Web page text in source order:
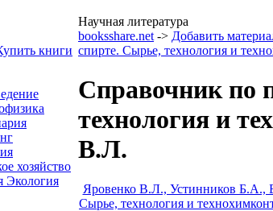
Научная литература
книги
хозяйство
Экология
booksshare.net -> Добавить
спирте. Сырье, технология и
Справочник по
технология и
В.Л.
Яровенко В.Л., Устинников Б.А.,
Сырье, технология и